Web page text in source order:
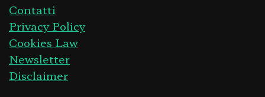
Contatti
Privacy Policy
Cookies Law
Newsletter
Disclaimer